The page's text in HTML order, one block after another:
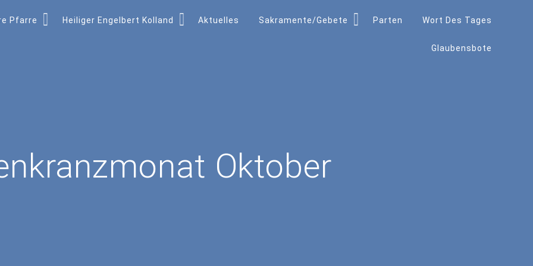
Pfarre Heiliger Engelbert Kolland Aktuelles Sakramente/Gebete Parten Wort Des Tages
Glaubensbote
Oktober